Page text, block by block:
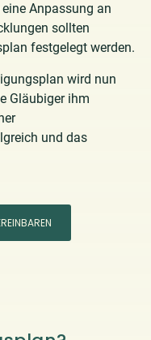
Anpassung an
sollten
festgelegt werden.
wird nun
Gläubiger ihm
und das